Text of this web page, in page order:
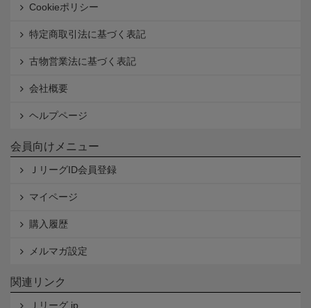
Cookieポリシー
特定商取引法に基づく表記
古物営業法に基づく表記
会社概要
ヘルプページ
会員向けメニュー
ＪリーグID会員登録
マイページ
購入履歴
メルマガ設定
関連リンク
Ｊリーグ.jp